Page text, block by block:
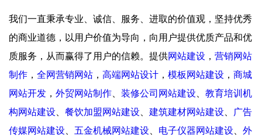
我们一直秉承专业、诚信、服务、进取的价值观，坚持优秀
的商业道德，以用户价值为导向，向用户提供优质产品和优
质服务，从而赢得了用户的信赖。提供网站建设 ， 营销网站
制作 ， 全网营销网站 ， 高端网站设计 ， 模板网站建设 ， 商城
网站开发 ， 外贸网站制作 装修公司网站建设
教育培训机
构网站建设
餐饮加盟网站建设 建筑建材网站建设
广告
传媒网站建设
五金机械网站建设 电子仪器网站建设
外